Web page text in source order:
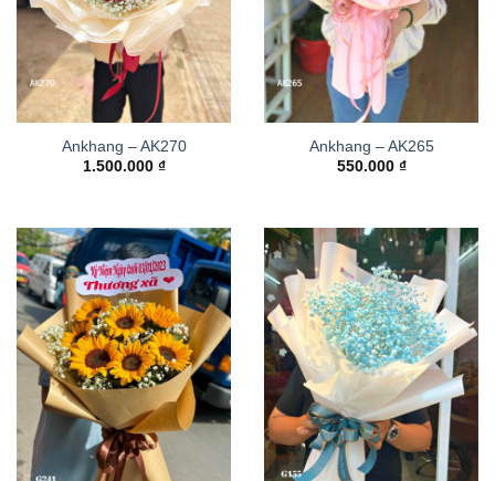
Ankhang – AK270
1.500.000 ₫
Ankhang – AK265
550.000 ₫